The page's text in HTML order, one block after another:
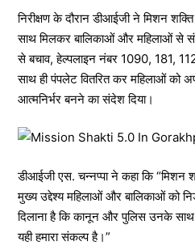
निरीक्षण के दौरान डीआईजी ने मिशन
साथ मिलकर बालिकाओं और महिलाओं से
से बचाव, हेल्पलाइन नंबर 1090, 181,
साथ ही पंपलेट वितरित कर महिलाओं को
आत्मनिर्भर बनने का संदेश दिया।
डीआईजी एस. चन्नप्पा ने कहा कि
मुख्य उद्देश्य महिलाओं और बालिकाओं को
दिलाना है कि कानून और पुलिस उनके साथ
यही हमारा संकल्प है।”